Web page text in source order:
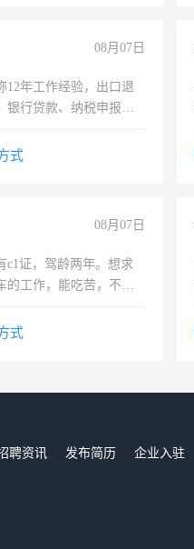
08月07日
12年工作经验，出口退
银行贷款、纳税申报、
业务。欲求兼职会计工
式
08月07日
c1证，驾龄两年。想求
的工作，能吃苦，不怕
式
聘资讯 发布简历 企业入驻